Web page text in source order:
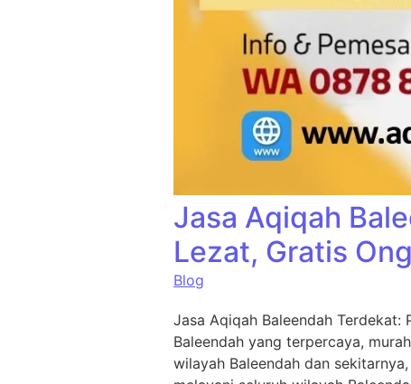
Jasa Aqiqah
Lezat, Gratis
Blog
Jasa Aqiqah Baleendah Terdekat:
Baleendah yang terpercaya,
wilayah Baleendah dan